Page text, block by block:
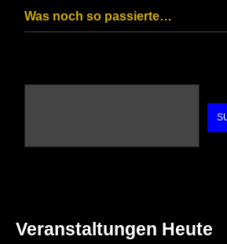
Was noch so passierte…
Veranstaltungen Heute